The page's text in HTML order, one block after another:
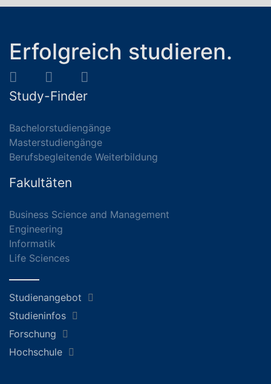
Erfolgreich studieren.
Study-Finder
Bachelorstudiengänge
Masterstudiengänge
Berufsbegleitende Weiterbildung
Fakultäten
Business Science and Management
Engineering
Informatik
Life Sciences
Studienangebot
Studieninfos
Forschung
Hochschule